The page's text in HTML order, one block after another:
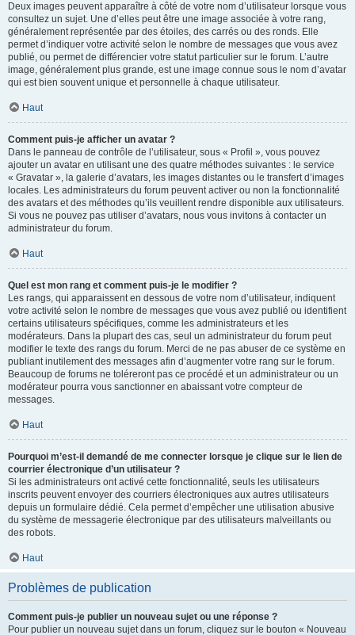
Deux images peuvent apparaître à côté de votre nom d’utilisateur lorsque vous
consultez un sujet. Une d’elles peut être une image associée à votre rang,
généralement représentée par des étoiles, des carrés ou des ronds. Elle
permet d’indiquer votre activité selon le nombre de messages que vous avez
publié, ou permet de différencier votre statut particulier sur le forum. L’autre
image, généralement plus grande, est une image connue sous le nom d’avatar
qui est bien souvent unique et personnelle à chaque utilisateur.
Haut
Comment puis-je afficher un avatar ?
Dans le panneau de contrôle de l’utilisateur, sous « Profil », vous pouvez
ajouter un avatar en utilisant une des quatre méthodes suivantes : le service
« Gravatar », la galerie d’avatars, les images distantes ou le transfert d’images
locales. Les administrateurs du forum peuvent activer ou non la fonctionnalité
des avatars et des méthodes qu’ils veuillent rendre disponible aux utilisateurs.
Si vous ne pouvez pas utiliser d’avatars, nous vous invitons à contacter un
administrateur du forum.
Haut
Quel est mon rang et comment puis-je le modifier ?
Les rangs, qui apparaissent en dessous de votre nom d’utilisateur, indiquent
votre activité selon le nombre de messages que vous avez publié ou identifient
certains utilisateurs spécifiques, comme les administrateurs et les
modérateurs. Dans la plupart des cas, seul un administrateur du forum peut
modifier le texte des rangs du forum. Merci de ne pas abuser de ce système en
publiant inutilement des messages afin d’augmenter votre rang sur le forum.
Beaucoup de forums ne toléreront pas ce procédé et un administrateur ou un
modérateur pourra vous sanctionner en abaissant votre compteur de
messages.
Haut
Pourquoi m’est-il demandé de me connecter lorsque je clique sur le lien de
courrier électronique d’un utilisateur ?
Si les administrateurs ont activé cette fonctionnalité, seuls les utilisateurs
inscrits peuvent envoyer des courriers électroniques aux autres utilisateurs
depuis un formulaire dédié. Cela permet d’empêcher une utilisation abusive
du système de messagerie électronique par des utilisateurs malveillants ou
des robots.
Haut
Problèmes de publication
Comment puis-je publier un nouveau sujet ou une réponse ?
Pour publier un nouveau sujet dans un forum, cliquez sur le bouton « Nouveau